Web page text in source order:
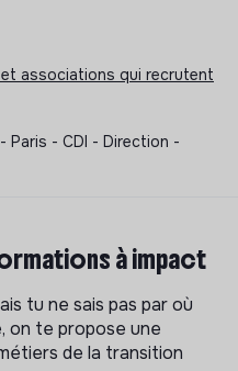
associations qui recrutent
Paris - CDI - Direction -
à impact
tu ne sais pas par où
on te propose une
de la transition